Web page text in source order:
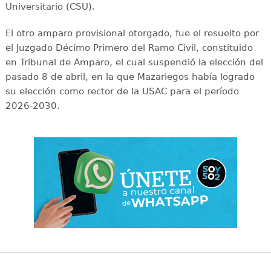
Universitario (CSU).
El otro amparo provisional otorgado, fue el resuelto por
el Juzgado Décimo Primero del Ramo Civil, constituido
en Tribunal de Amparo, el cual suspendió la elección del
pasado 8 de abril, en la que Mazariegos había logrado
su elección como rector de la USAC para el período
2026-2030.